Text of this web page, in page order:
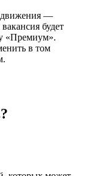
—
будет
«Премиум».
в том